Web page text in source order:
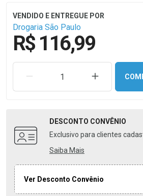
Drogaria São Paulo
R$ 116,99
REMOVER UMA UNIDADEAUMENTAR
DESCONTO CONVÊNIO
Exclusivo para clientes
Saiba Mais
Ver Desconto Convênio